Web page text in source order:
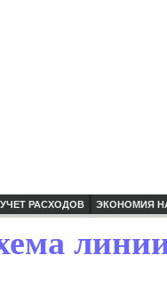
УЧЕТ РАСХОДОВ ЭКОНОМИЯ